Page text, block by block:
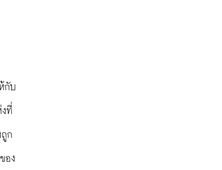
กับ
ที่
ถูก
อง